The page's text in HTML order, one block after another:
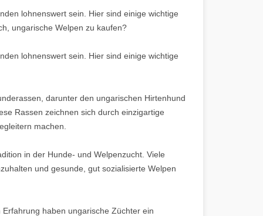
lohnenswert sein. Hier sind einige wichtige
ungarische Welpen zu kaufen?
lohnenswert sein. Hier sind einige wichtige
darunter den ungarischen Hirtenhund
Rassen zeichnen sich durch einzigartige
machen.
in der Hunde- und Welpenzucht. Viele
und gesunde, gut sozialisierte Welpen
haben ungarische Züchter ein